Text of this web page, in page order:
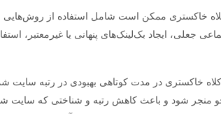
خاکستری ممکن است شامل استفاده از روش‌هایی
جعلی، ایجاد بک‌لینک‌های پنهانی یا غیرمعتبر،
خاکستری در مدت کوتاهی بهبودی در رتبه سایت
منجر شود و باعث کاهش رتبه و شناختی که سایت